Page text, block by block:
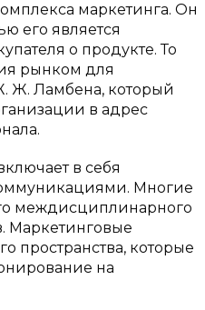
маркетинга. Он
его является
о продукте. То
рынком для
Ж. Ламбена, который
в адрес
в себя
Многие
междисциплинарного
Маркетинговые
пространства, которые
на